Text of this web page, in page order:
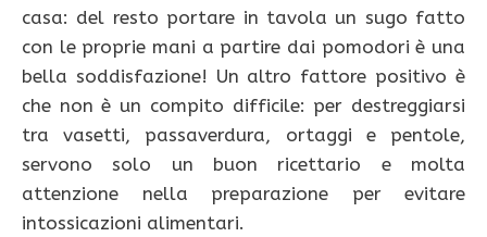
casa: del resto portare in tavola un sugo fatto
con le proprie mani a partire dai pomodori è una
bella soddisfazione! Un altro fattore positivo è
che non è un compito difficile: per destreggiarsi
tra vasetti, passaverdura, ortaggi e pentole,
servono solo un buon ricettario e molta
attenzione nella preparazione per evitare
intossicazioni alimentari.